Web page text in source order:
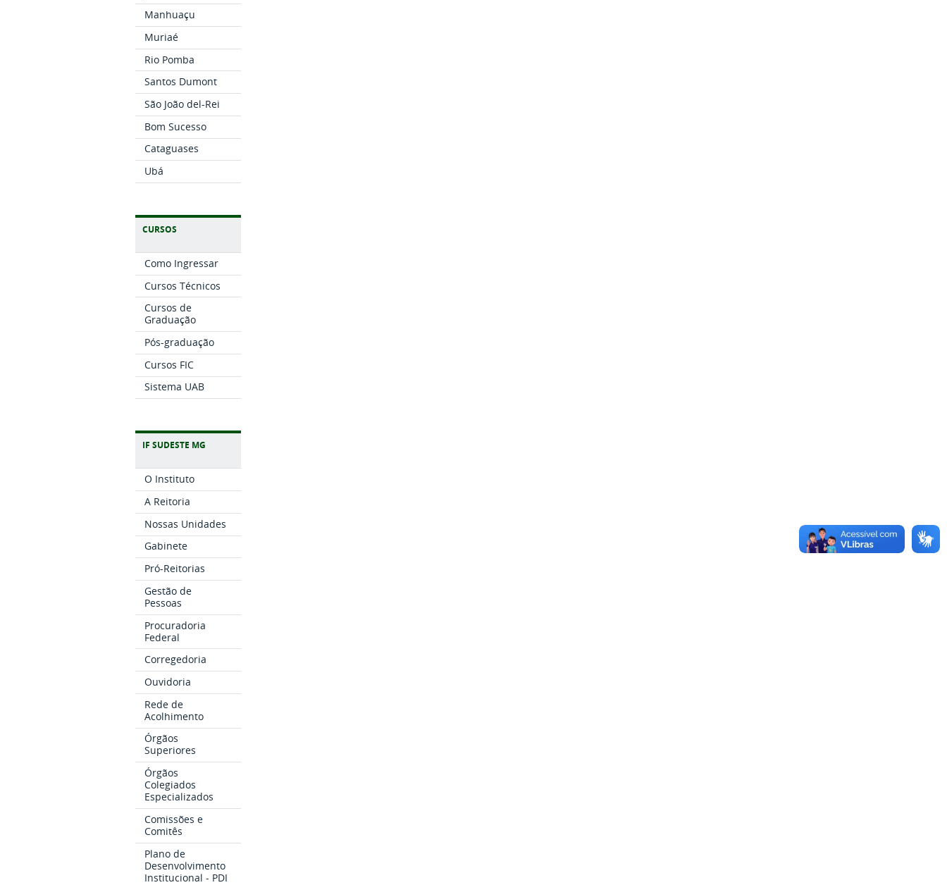
Manhuaçu
Muriaé
Rio Pomba
Santos Dumont
São João del-Rei
Bom Sucesso
Cataguases
Ubá
CURSOS
Como Ingressar
Cursos Técnicos
Cursos de
Graduação
Pós-graduação
Cursos FIC
Sistema UAB
IF SUDESTE MG
O Instituto
A Reitoria
Nossas Unidades
Gabinete
Pró-Reitorias
Gestão de
Pessoas
Procuradoria
Federal
Corregedoria
Ouvidoria
Rede de
Acolhimento
Órgãos
Superiores
Órgãos
Colegiados
Especializados
Comissões e
Comitês
Plano de
Desenvolvimento
Institucional - PDI